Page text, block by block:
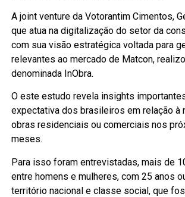
A joint venture da Votorantim Cimentos,
que atua na digitalização do setor da
com sua visão estratégica voltada para
relevantes ao mercado de Matcon,
denominada InObra.
O este estudo revela insights
expectativa dos brasileiros em relação à
obras residenciais ou comerciais nos
meses.
Para isso foram entrevistadas, mais de
entre homens e mulheres, com 25 anos
território nacional e classe social, que